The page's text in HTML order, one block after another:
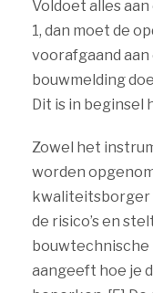
Voldoet alles
1, dan moet de
voorafgaand
bouwmelding
Dit is in beginsel
Zowel het
worden
kwaliteitsborger
de risico’s en
bouwtechnische
aangeeft hoe je